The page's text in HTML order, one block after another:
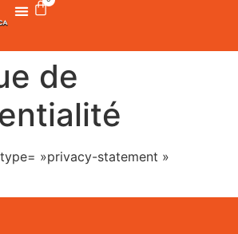
de
»privacy-statement »